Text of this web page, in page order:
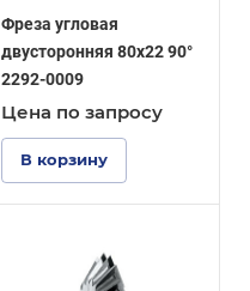
Фреза угловая
двусторонняя 80x22 90°
2292-0009
Цена по запросу
В корзину